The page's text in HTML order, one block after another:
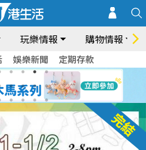
玩樂情報 購物情報
娛樂新聞 定期存款